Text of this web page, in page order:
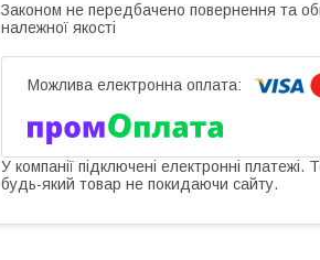
Законом не передбачено повернення та
належної якості
У компанії підключені електронні платежі.
будь-який товар не покидаючи сайту.